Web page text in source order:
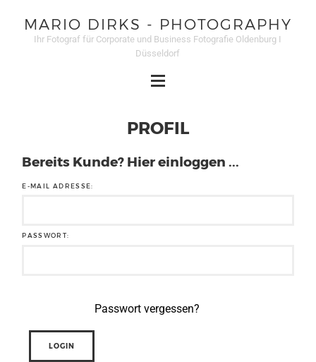
MARIO DIRKS - PHOTOGRAPHY
Ihr Fotograf für Corporate und Business Fotografie Oldenburg I
Düsseldorf
PROFIL
Bereits Kunde? Hier einloggen ...
E-MAIL ADRESSE:
PASSWORT:
Passwort vergessen?